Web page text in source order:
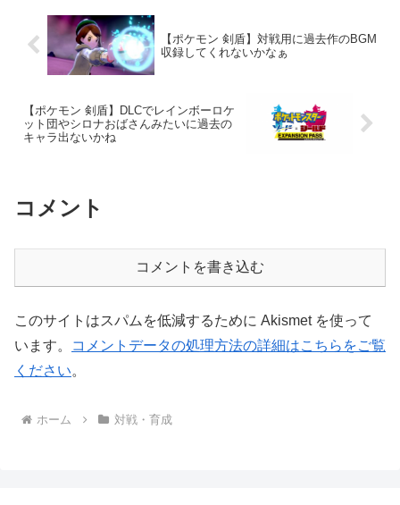
【ポケモン 剣盾】対戦用に過去作のBGM
収録してくれないかなぁ
【ポケモン 剣盾】DLCでレインボーロケ
ット団やシロナおばさんみたいに過去の
キャラ出ないかね
コメント
コメントを書き込む
このサイトはスパムを低減するために Akismet を使って
います。
コメントデータの処理方法の詳細はこちらをご覧
ください。
ホーム 対戦・育成